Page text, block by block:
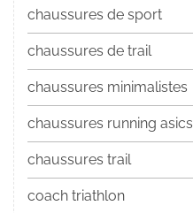
chaussures de sport
chaussures de trail
chaussures minimalistes
chaussures running asics
chaussures trail
coach triathlon